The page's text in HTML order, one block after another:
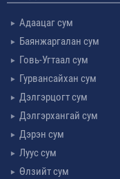
Адаацаг сум
Баянжаргалан сум
Говь-Угтаал сум
Гурвансайхан сум
Дэлгэрцогт сум
Дэлгэрхангай сум
Дэрэн сум
Луус сум
Өлзийт сум